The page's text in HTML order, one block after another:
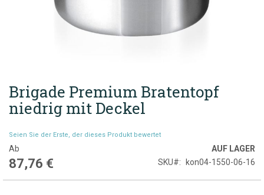
Zum
Anfang
der
springen
Brigade Premium Bratentopf
niedrig mit Deckel
Seien Sie der Erste, der dieses Produkt bewertet
Ab
87,76 €
AUF LAGER
SKU
kon04-1550-06-16